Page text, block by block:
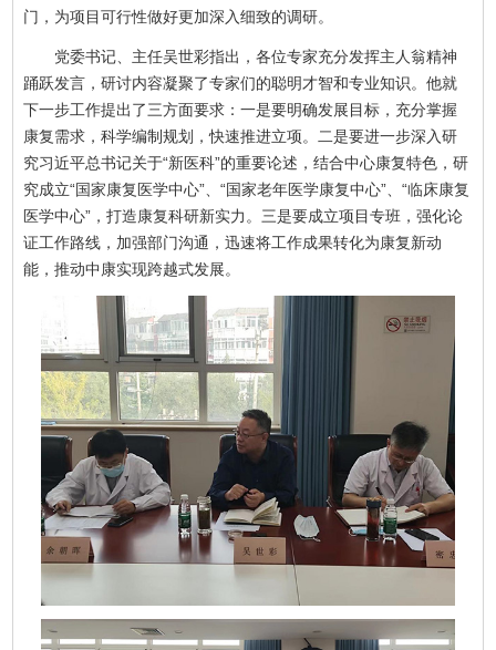
门，为项目可行性做好更加深入细致的调研。
党委书记、主任吴世彩指出，各位专家充分发挥主人翁精神
踊跃发言，研讨内容凝聚了专家们的聪明才智和专业知识。他就
下一步工作提出了三方面要求：一是要明确发展目标，充分掌握
康复需求，科学编制规划，快速推进立项。二是要进一步深入研
究习近平总书记关于“新医科”的重要论述，结合中心康复特色，研
究成立“国家康复医学中心”、“国家老年医学康复中心”、“临床康复
医学中心”，打造康复科研新实力。三是要成立项目专班，强化论
证工作路线，加强部门沟通，迅速将工作成果转化为康复新动
能，推动中康实现跨越式发展。